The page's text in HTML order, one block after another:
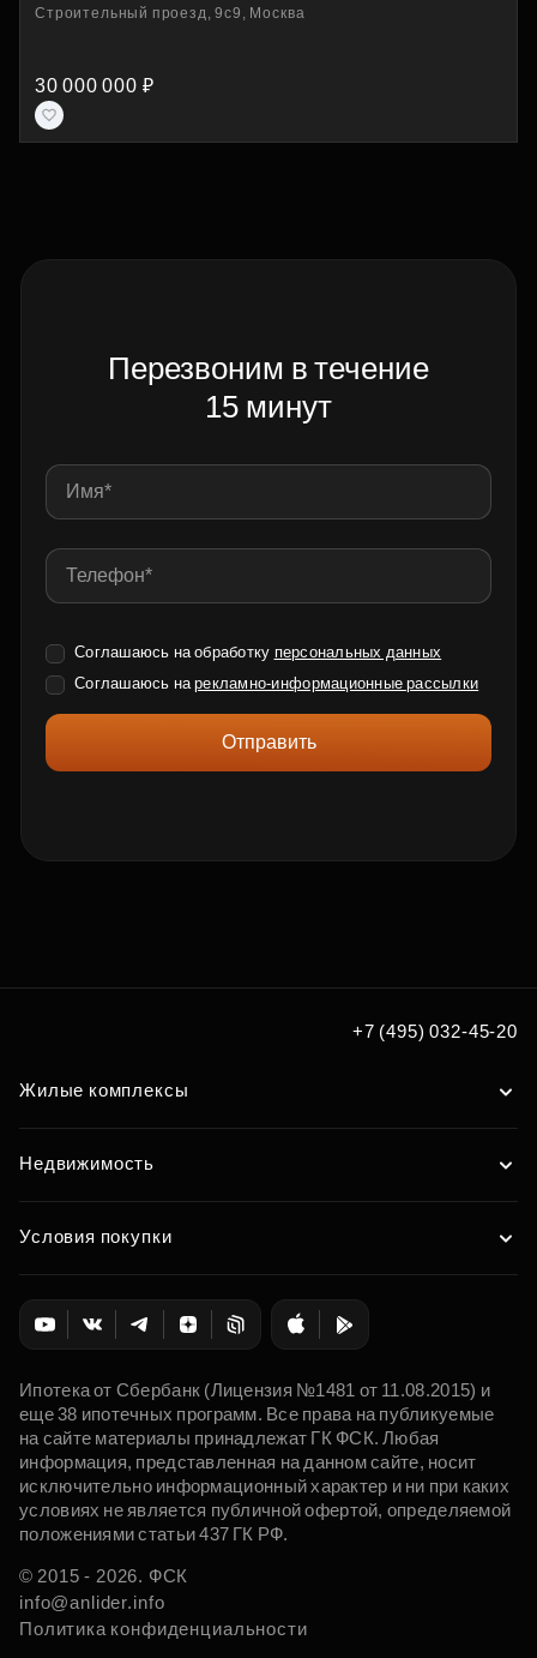
Строительный проезд, 9с9, Москва
30 000 000 ₽
Перезвоним в течение
15 минут
Соглашаюсь на обработку персональных данных
Соглашаюсь нарекламно-информационные рассылки
Отправить
+7 (495) 032-45-20
Жилые комплексы
Недвижимость
Условия покупки
Ипотека от Сбербанк (Лицензия №1481 от 11.08.2015) и
еще 38 ипотечных программ. Все права на публикуемые
на сайте материалы принадлежат ГК ФСК. Любая
информация, представленная на данном сайте, носит
исключительно информационный характер и ни при каких
условиях не является публичной офертой, определяемой
положениями статьи 437 ГК РФ.
© 2015 - 2026. ФСК
info@anlider.info
Политика конфиденциальности